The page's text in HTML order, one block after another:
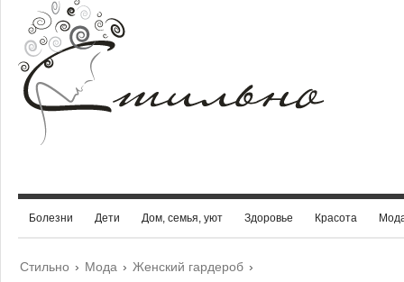
Болезни Дети Дом, семья, уют Здоровье Красота
Стильно › Мода › Женский гардероб ›